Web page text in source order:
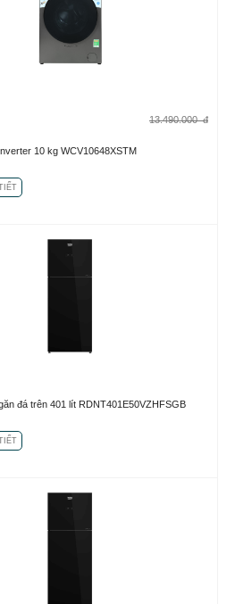
13.490.000 đ
10 kg WCV10648XSTM
đá trên 401 lít RDNT401E50VZHFSGB